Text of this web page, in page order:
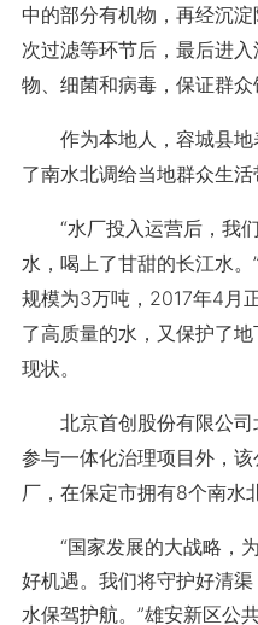
中的部分有机物，再经沉
次过滤等环节后，最后进
物、细菌和病毒，保证群众
作为本地人，容城县地
了南水北调给当地群众生活
“水厂投入运营后，我们
水，喝上了甘甜的长江水
规模为3万吨，2017年4月
了高质量的水，又保护了
现状。
北京首创股份有限公司
参与一体化治理项目外，
厂，在保定市拥有8个南水
“国家发展的大战略，为
好机遇。我们将守护好清
水保驾护航。”雄安新区公